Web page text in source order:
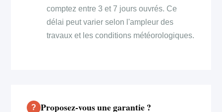
comptez entre 3 et 7 jours ouvrés. Ce
délai peut varier selon l'ampleur des
travaux et les conditions météorologiques.
Proposez-vous une garantie ?